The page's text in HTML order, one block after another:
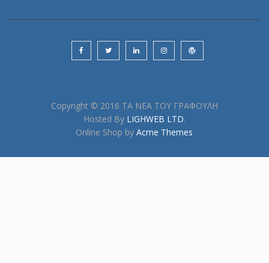
Copyright © 2016 ΤΑ ΝΕΑ ΤΟΥ ΓΡΑΦΟΥΛΗ
Hosted By LIGHWEB LTD.
Online Shop byAcme Themes